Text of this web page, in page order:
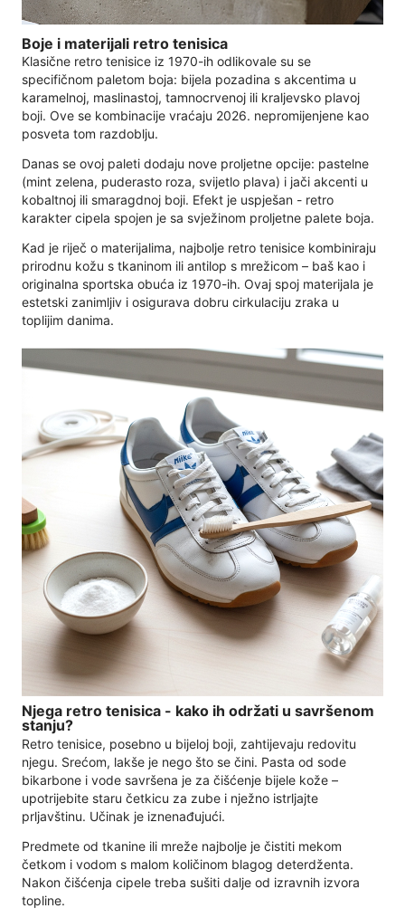
Boje i materijali retro tenisica
Klasične retro tenisice iz 1970-ih odlikovale su se
specifičnom paletom boja: bijela pozadina s akcentima u
karamelnoj, maslinastoj, tamnocrvenoj ili kraljevsko plavoj
boji. Ove se kombinacije vraćaju 2026. nepromijenjene kao
posveta tom razdoblju.
Danas se ovoj paleti dodaju nove proljetne opcije: pastelne
(mint zelena, puderasto roza, svijetlo plava) i jači akcenti u
kobaltnoj ili smaragdnoj boji. Efekt je uspješan - retro
karakter cipela spojen je sa svježinom proljetne palete boja.
Kad je riječ o materijalima, najbolje retro tenisice kombiniraju
prirodnu kožu s tkaninom ili antilop s mrežicom – baš kao i
originalna sportska obuća iz 1970-ih. Ovaj spoj materijala je
estetski zanimljiv i osigurava dobru cirkulaciju zraka u
toplijim danima.
Njega retro tenisica - kako ih održati u savršenom
stanju?
Retro tenisice, posebno u bijeloj boji, zahtijevaju redovitu
njegu. Srećom, lakše je nego što se čini. Pasta od sode
bikarbone i vode savršena je za čišćenje bijele kože –
upotrijebite staru četkicu za zube i nježno istrljajte
prljavštinu. Učinak je iznenađujući.
Predmete od tkanine ili mreže najbolje je čistiti mekom
četkom i vodom s malom količinom blagog deterdženta.
Nakon čišćenja cipele treba sušiti dalje od izravnih izvora
topline.